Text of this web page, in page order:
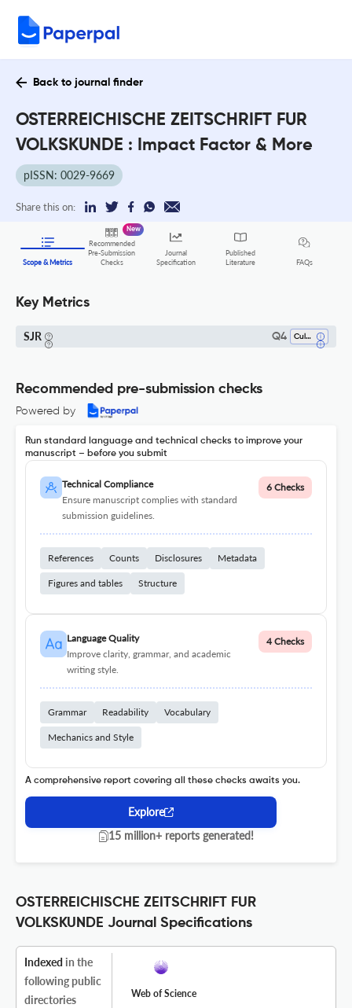
Back to journal finder
OSTERREICHISCHE ZEITSCHRIFT FUR
VOLKSKUNDE : Impact Factor & More
pISSN: 0029-9669
Share this on:
Scope & Metrics
Recommended
Pre-Submission
Checks
New
Journal
Specification
Published
Literature
FAQs
Key Metrics
SJR Q4 Cultural Studies
Recommended pre-submission checks
Powered by
Run standard language and technical checks to improve your
manuscript – before you submit
Technical Compliance
Ensure manuscript complies with standard
submission guidelines.
6 Checks
References Counts Disclosures Metadata
Figures and tables Structure
Language Quality
Improve clarity, grammar, and academic
writing style.
4 Checks
Grammar Readability Vocabulary
Mechanics and Style
A comprehensive report covering all these checks awaits you.
Explore
15 million+ reports generated!
OSTERREICHISCHE ZEITSCHRIFT FUR
VOLKSKUNDE Journal Specifications
Indexed in the
following public
directories
Web of Science